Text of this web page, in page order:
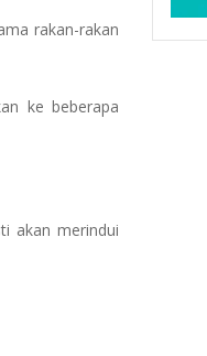
rakan-rakan
ke beberapa
akan merindui